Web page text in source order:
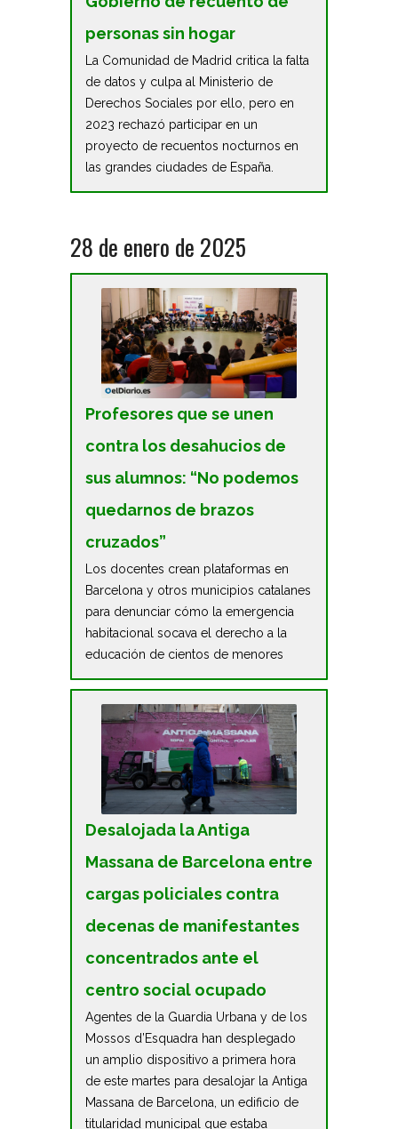
personas sin hogar
La Comunidad de Madrid critica la falta
de datos y culpa al Ministerio de
Derechos Sociales por ello, pero en
2023 rechazó participar en un
proyecto de recuentos nocturnos en
las grandes ciudades de España.
28 de enero de 2025
Profesores que se unen
contra los desahucios de
sus alumnos: “No podemos
quedarnos de brazos
cruzados”
Los docentes crean plataformas en
Barcelona y otros municipios catalanes
para denunciar cómo la emergencia
habitacional socava el derecho a la
educación de cientos de menores
Desalojada la Antiga
Massana de Barcelona entre
cargas policiales contra
decenas de manifestantes
concentrados ante el
centro social ocupado
Agentes de la Guardia Urbana y de los
Mossos d’Esquadra han desplegado
un amplio dispositivo a primera hora
de este martes para desalojar la Antiga
Massana de Barcelona, un edificio de
titularidad municipal que estaba